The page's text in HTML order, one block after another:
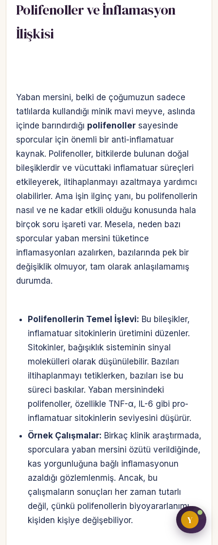
Hesabına giriş yap
Üretici / çiftçi paneli
Polifenoller ve İnflamasyon
İlişkisi
Yaban mersini, belki de çoğumuzun sadece
tatlılarda kullandığı minik mavi meyve, aslında
içinde barındırdığı polifenoller sayesinde
sporcular için önemli bir anti-inflamatuar
kaynak. Polifenoller, bitkilerde bulunan doğal
bileşiklerdir ve vücuttaki inflamatuar süreçleri
etkileyerek, iltihaplanmayı azaltmaya yardımcı
olabilirler. Ama işin ilginç yanı, bu polifenollerin
nasıl ve ne kadar etkili olduğu konusunda hala
birçok soru işareti var. Mesela, neden bazı
sporcular yaban mersini tüketince
inflamasyonları azalırken, bazılarında pek bir
değişiklik olmuyor, tam olarak anlaşılamamış
durumda.
Polifenollerin Temel İşlevi: Bu bileşikler,
inflamatuar sitokinlerin üretimini düzenler.
Sitokinler, bağışıklık sisteminin sinyal
molekülleri olarak düşünülebilir. Bazıları
iltihaplanmayı tetiklerken, bazıları ise bu
süreci baskılar. Yaban mersinindeki
polifenoller, özellikle TNF-α, IL-6 gibi pro-
inflamatuar sitokinlerin seviyesini düşürür.
Örnek Çalışmalar: Birkaç klinik araştırmada,
sporculara yaban mersini özütü verildiğinde,
kas yorgunluğuna bağlı inflamasyonun
azaldığı gözlemlenmiş. Ancak, bu
çalışmaların sonuçları her zaman tutarlı
değil, çünkü polifenollerin biyoyararlanımı
kişiden kişiye değişebiliyor.
Y